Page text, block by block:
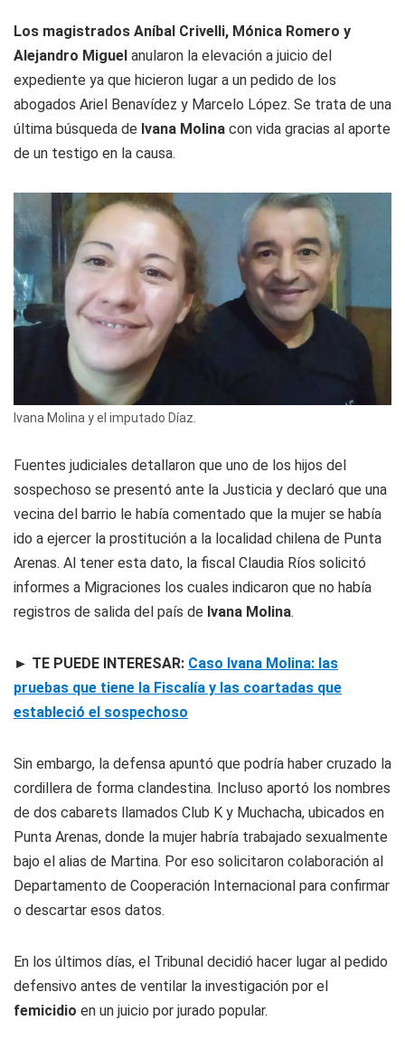
Los magistrados Aníbal Crivelli, Mónica Romero y
Alejandro Miguel anularon la elevación a juicio del
expediente ya que hicieron lugar a un pedido de los
abogados Ariel Benavídez y Marcelo López. Se trata de una
última búsqueda de Ivana Molina con vida gracias al aporte
de un testigo en la causa.
Ivana Molina y el imputado Díaz.
Fuentes judiciales detallaron que uno de los hijos del
sospechoso se presentó ante la Justicia y declaró que una
vecina del barrio le había comentado que la mujer se había
ido a ejercer la prostitución a la localidad chilena de Punta
Arenas. Al tener esta dato, la fiscal Claudia Ríos solicitó
informes a Migraciones los cuales indicaron que no había
registros de salida del país de Ivana Molina.
► TE PUEDE INTERESAR: Caso Ivana Molina: las
pruebas que tiene la Fiscalía y las coartadas que
estableció el sospechoso
Sin embargo, la defensa apuntó que podría haber cruzado la
cordillera de forma clandestina. Incluso aportó los nombres
de dos cabarets llamados Club K y Muchacha, ubicados en
Punta Arenas, donde la mujer habría trabajado sexualmente
bajo el alias de Martina. Por eso solicitaron colaboración al
Departamento de Cooperación Internacional para confirmar
o descartar esos datos.
En los últimos días, el Tribunal decidió hacer lugar al pedido
defensivo antes de ventilar la investigación por el
femicidio en un juicio por jurado popular.